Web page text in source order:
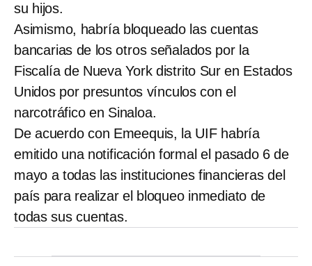
su hijos.
Asimismo, habría bloqueado las cuentas
bancarias de los otros señalados por la
Fiscalía de Nueva York distrito Sur en Estados
Unidos por presuntos vínculos con el
narcotráfico en Sinaloa.
De acuerdo con Emeequis, la UIF habría
emitido una notificación formal el pasado 6 de
mayo a todas las instituciones financieras del
país para realizar el bloqueo inmediato de
todas sus cuentas.